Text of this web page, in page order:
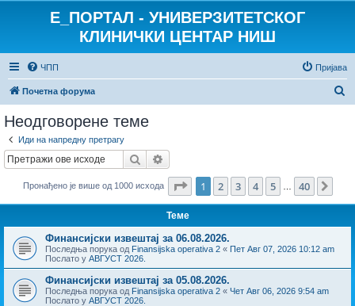
E_ПОРТАЛ - УНИВЕРЗИТЕТСКОГ
КЛИНИЧКИ ЦЕНТАР НИШ
ЧПП Пријава
Почетна форума
г
Неодговорене теме
Иди на напредну претрагу
Претрага
Пронађено је више од 1000 исхода Страница од 40
1 2 3 4 5 40
Теме
Финансијски извештај за 06.08.2026.
Последња порука од Finansijska operativa 2 « Пет Авг 07, 2026 10:12 am
Послато у АВГУСТ 2026.
Финансијски извештај за 05.08.2026.
Последња порука од Finansijska operativa 2 « Чет Авг 06, 2026 9:54 am
Послато у АВГУСТ 2026.